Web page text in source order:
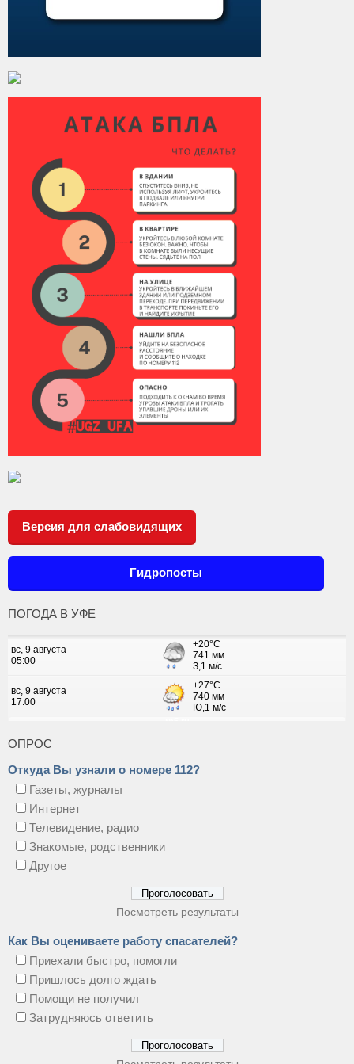
Версия для слабовидящих
Гидропосты
ПОГОДА В УФЕ
ОПРОС
Откуда Вы узнали о номере 112?
Газеты, журналы
Интернет
Телевидение, радио
Знакомые, родственники
Другое
Посмотреть результаты
Как Вы оцениваете работу спасателей?
Приехали быстро, помогли
Пришлось долго ждать
Помощи не получил
Затрудняюсь ответить